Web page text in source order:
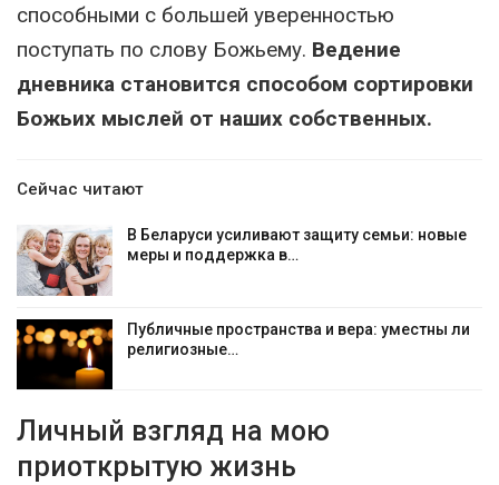
способными с большей уверенностью
поступать по слову Божьему. Ведение
дневника становится способом сортировки
Божьих мыслей от наших собственных.
Сейчас читают
В Беларуси усиливают защиту семьи: новые
меры и поддержка в…
Публичные пространства и вера: уместны ли
религиозные…
Личный взгляд на мою
приоткрытую жизнь